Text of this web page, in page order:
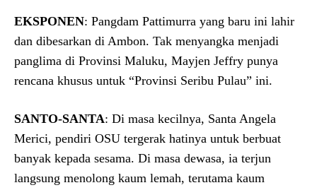
EKSPONEN: Pangdam Pattimurra yang baru ini lahir
dan dibesarkan di Ambon. Tak menyangka menjadi
panglima di Provinsi Maluku, Mayjen Jeffry punya
rencana khusus untuk “Provinsi Seribu Pulau” ini.
SANTO-SANTA: Di masa kecilnya, Santa Angela
Merici, pendiri OSU tergerak hatinya untuk berbuat
banyak kepada sesama. Di masa dewasa, ia terjun
langsung menolong kaum lemah, terutama kaum